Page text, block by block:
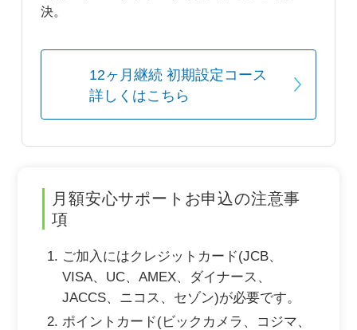
決。
12ヶ月継続 初期設定コース
詳しくはこちら
月額安心サポートお申込の注意事
項
ご加入にはクレジットカード(JCB、
VISA、UC、AMEX、ダイナース、
JACCS、ニコス、セゾン)が必要です。
ポイントカード(ビックカメラ、コジマ、